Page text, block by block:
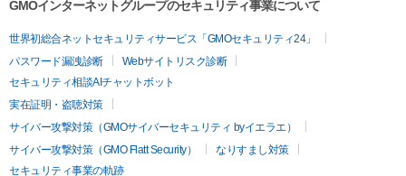
GMOインターネットグループのセキュリティ事業について
世界初総合ネットセキュリティサービス「GMOセキュリティ24」
パスワード漏洩診断
Webサイトリスク診断
セキュリティ相談AIチャットボット
実在証明・盗聴対策
サイバー攻撃対策（GMOサイバーセキュリティ byイエラエ）
サイバー攻撃対策（GMO Flatt Security）
なりすまし対策
セキュリティ事業の軌跡